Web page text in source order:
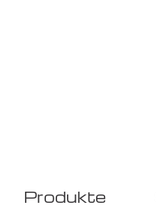
Produkte